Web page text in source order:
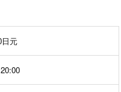
日元